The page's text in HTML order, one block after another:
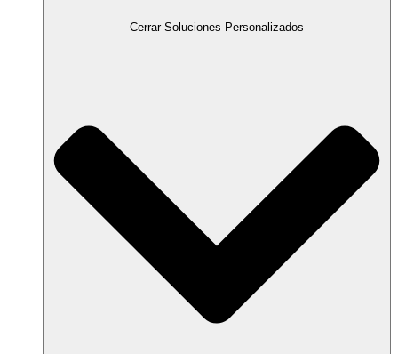
Cerrar Soluciones Personalizados